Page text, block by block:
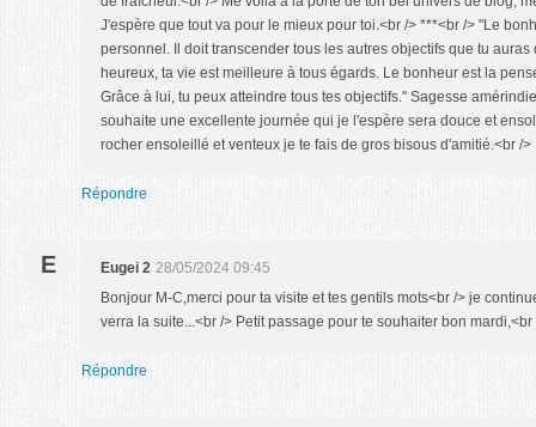
J'espère que tout va pour le mieux pour toi.<br /> ***<br /> "Le
personnel. Il doit transcender tous les autres objectifs que tu
heureux, ta vie est meilleure à tous égards. Le bonheur est la
Grâce à lui, tu peux atteindre tous tes objectifs." Sagesse
souhaite une excellente journée qui je l'espère sera douce et
rocher ensoleillé et venteux je te fais de gros bisous d'amitié.<br /
Répondre
E Eugei 2 28/05/2024 09:45
Bonjour M-C,merci pour ta visite et tes gentils mots<br /> je
verra la suite...<br /> Petit passage pour te souhaiter bon
Répondre